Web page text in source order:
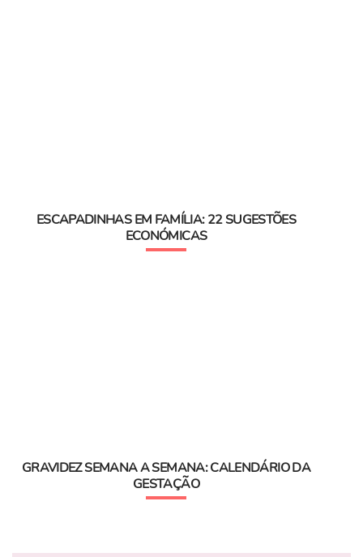
ESCAPADINHAS EM FAMÍLIA: 22 SUGESTÕES
ECONÓMICAS
GRAVIDEZ SEMANA A SEMANA: CALENDÁRIO DA
GESTAÇÃO